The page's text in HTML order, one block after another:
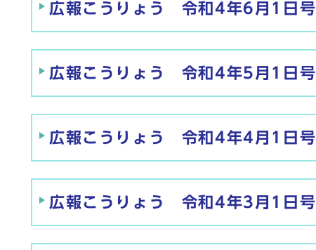
広報こうりょう 令和4年6月1日号
広報こうりょう 令和4年5月1日号
広報こうりょう 令和4年4月1日号
広報こうりょう 令和4年3月1日号